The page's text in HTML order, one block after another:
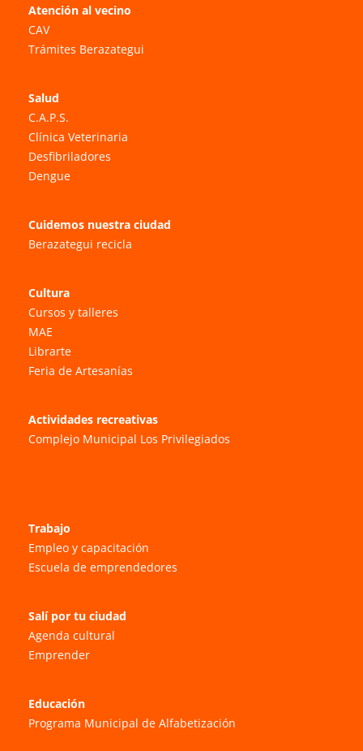
Atención al vecino
CAV
Trámites Berazategui
Salud
C.A.P.S.
Clínica Veterinaria
Desfibriladores
Dengue
Cuidemos nuestra ciudad
Berazategui recicla
Cultura
Cursos y talleres
MAE
Librarte
Feria de Artesanías
Actividades recreativas
Complejo Municipal Los Privilegiados
Trabajo
Empleo y capacitación
Escuela de emprendedores
Salí por tu ciudad
Agenda cultural
Emprender
Educación
Programa Municipal de Alfabetización